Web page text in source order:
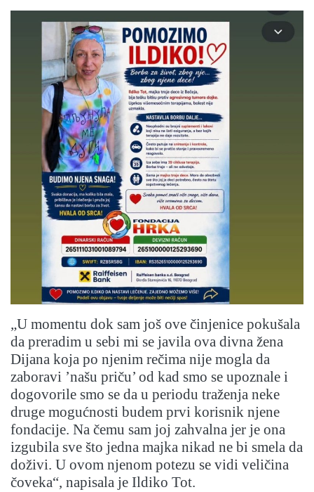
„U momentu dok sam još ove činjenice pokušala
da preradim u sebi mi se javila ova divna žena
Dijana koja po njenim rečima nije mogla da
zaboravi ’našu priču’ od kad smo se upoznale i
dogovorile smo se da u periodu traženja neke
druge mogućnosti budem prvi korisnik njene
fondacije. Na čemu sam joj zahvalna jer je ona
izgubila sve što jedna majka nikad ne bi smela da
doživi. U ovom njenom potezu se vidi veličina
čoveka“, napisala je Ildiko Tot.